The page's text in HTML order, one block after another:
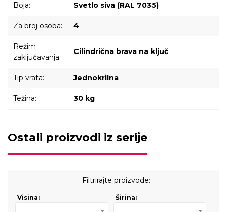
Boja: Svetlo siva (RAL 7035)
Za broj osoba: 4
Režim
zaključavanja:
Cilindrična brava na ključ
Tip vrata: Jednokrilna
Težina: 30 kg
Ostali proizvodi iz serije
Filtrirajte proizvode:
Visina: Širina: